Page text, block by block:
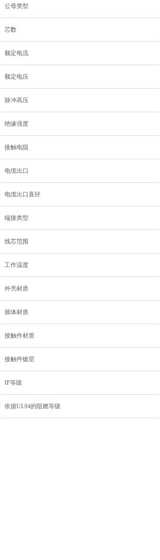
公母类型
芯数
额定电流
额定电压
脉冲高压
绝缘强度
接触电阻
电缆出口
电缆出口直径
端接类型
线芯范围
工作温度
外壳材质
插体材质
接触件材质
接触件镀层
IP等级
依据UL94的阻燃等级